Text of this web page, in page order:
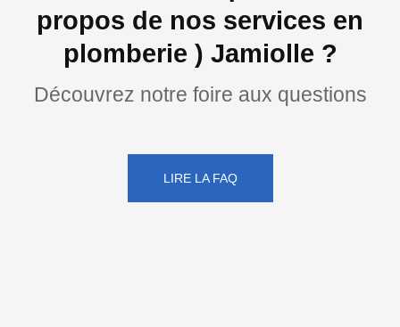
propos de nos services en
plomberie ) Jamiolle ?
Découvrez notre foire aux questions
LIRE LA FAQ